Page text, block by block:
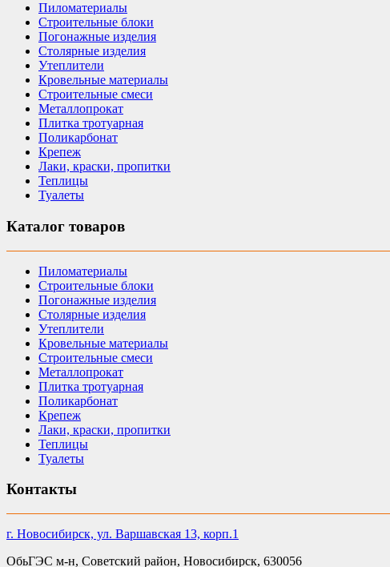
Пиломатериалы
Строительные блоки
Погонажные изделия
Столярные изделия
Утеплители
Кровельные материалы
Строительные смеси
Металлопрокат
Плитка тротуарная
Поликарбонат
Крепеж
Лаки, краски, пропитки
Теплицы
Туалеты
Каталог товаров
Пиломатериалы
Строительные блоки
Погонажные изделия
Столярные изделия
Утеплители
Кровельные материалы
Строительные смеси
Металлопрокат
Плитка тротуарная
Поликарбонат
Крепеж
Лаки, краски, пропитки
Теплицы
Туалеты
Контакты
г. Новосибирск, ул. Варшавская 13, корп.1
ОбьГЭС м-н, Советский район, Новосибирск, 630056